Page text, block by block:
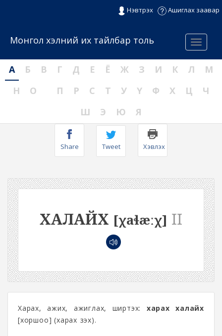
Нэвтрэх Ашиглах заавар
Menu
Монгол хэлний их тайлбар толь
А Б В Г Д Е Ё Ж З И К Л
М
Н
О П Р С Т У Ү Ф Х Ц
Ч
Ш
Э Ю Я
Share Tweet Хэвлэх
ХАЛАЙХ [χaɬæːχ] II
Харах, ажих, ажиглах, ширтэх: харах халайх
[хоршоо] (харах үзэх).